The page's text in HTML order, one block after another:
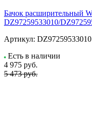
Бачок расширительный
DZ97259533010/
Артикул: DZ97259533010
Есть в наличии
4 975 руб.
5 473 руб.